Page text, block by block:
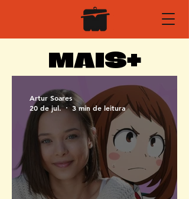
MAIS+
Artur Soares
20 de jul.
3 min de leitura